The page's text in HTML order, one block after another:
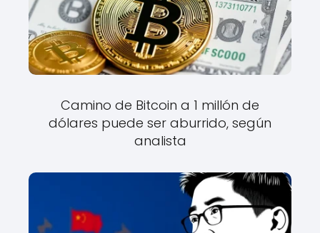
Camino de Bitcoin a 1 millón de
dólares puede ser aburrido, según
analista